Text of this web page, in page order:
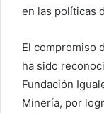
en las políticas
El compromiso
ha sido
Fundación
Minería, por